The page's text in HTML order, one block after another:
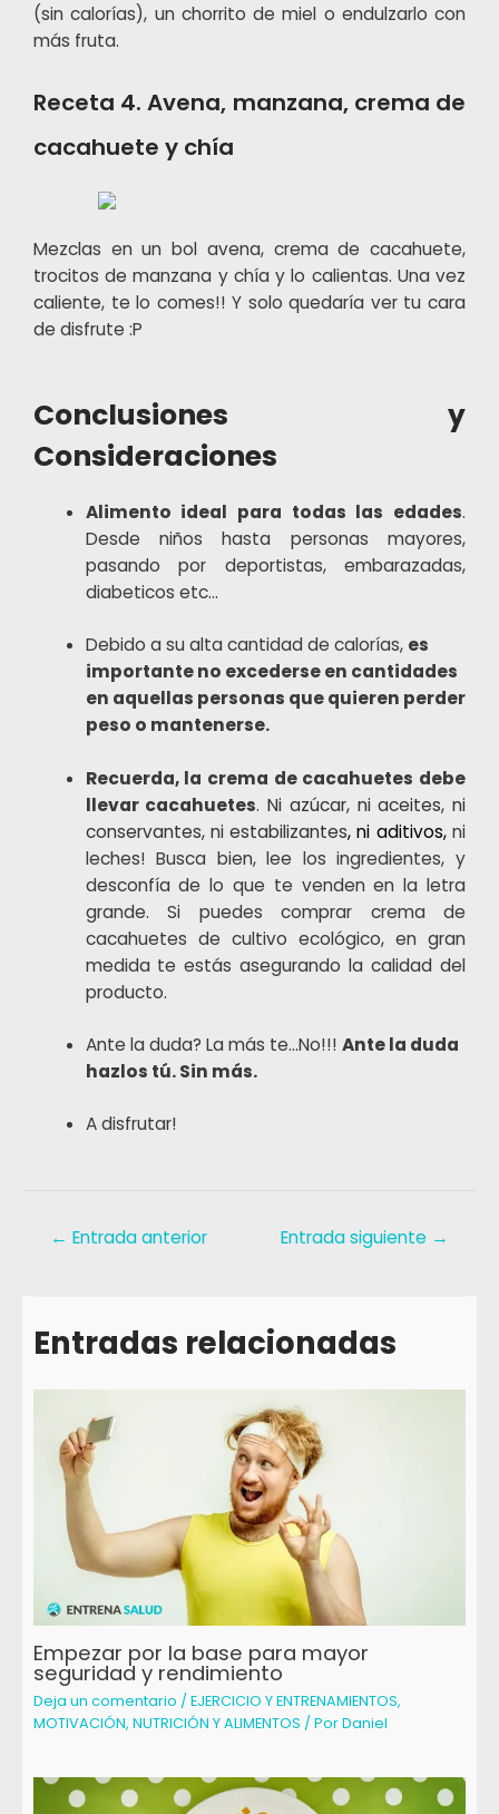
(sin calorías), un chorrito de miel o endulzarlo con
más fruta.
Receta 4. Avena, manzana, crema de
cacahuete y chía
Mezclas en un bol avena, crema de cacahuete,
trocitos de manzana y chía y lo calientas. Una vez
caliente, te lo comes!! Y solo quedaría ver tu cara
de disfrute :P
Conclusiones y
Consideraciones
Alimento ideal para todas las edades.
Desde niños hasta personas mayores,
pasando por deportistas, embarazadas,
diabeticos etc…
Debido a su alta cantidad de calorías, es
importante no excederse en cantidades
en aquellas personas que quieren perder
peso o mantenerse.
Recuerda, la crema de cacahuetes debe
llevar cacahuetes. Ni azúcar, ni aceites, ni
conservantes, ni estabilizantes, ni aditivos,ni
leches! Busca bien, lee los ingredientes, y
desconfía de lo que te venden en la letra
grande. Si puedes comprar crema de
cacahuetes de cultivo ecológico, en gran
medida te estás asegurando la calidad del
producto.
Ante la duda? La más te…No!!! Ante la duda
hazlos tú. Sin más.
A disfrutar!
← Entrada anterior Entrada siguiente →
Entradas relacionadas
Empezar por la base para mayor
seguridad y rendimiento
Deja un comentario / EJERCICIO Y ENTRENAMIENTOS,
MOTIVACIÓN, NUTRICIÓN Y ALIMENTOS / PorDaniel